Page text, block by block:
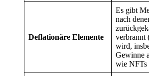
Deflationäre Elemente
Es gibt
nach
verbrannt
wird,
Gewinne
wie NFTs